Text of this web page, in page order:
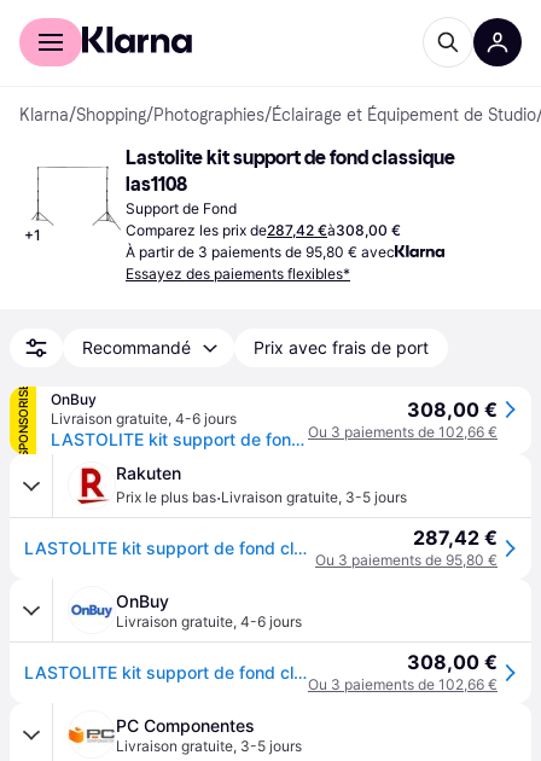
Acheter avec Klarna
Klarna/Shopping/Photographies/Éclairage et Équipement de Studio
+1
Lastolite kit support de fond classique
las1108
Support de Fond
Comparez les prix de287,42 €à308,00 €
À partir de 3 paiements de 95,80 € avec
Essayez des paiements flexibles*
Recommandé Prix avec frais de port
SPONSORISÉ
OnBuy
Livraison gratuite, 4-6 jours
LASTOLITE kit support de fond classique LAS1108
308,00 €
Ou 3 paiements de 102,66 €
Rakuten
Prix le plus bas·Livraison gratuite, 3-5 jours
LASTOLITE kit support de fond classique LAS1108 287,42 €
Ou 3 paiements de 95,80 €
OnBuy
Livraison gratuite, 4-6 jours
LASTOLITE kit support de fond classique LAS1108 308,00 €
Ou 3 paiements de 102,66 €
PC Componentes
Livraison gratuite, 3-5 jours